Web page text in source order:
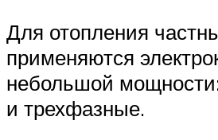
Для отопления
применяются
небольшой
и трехфазные.